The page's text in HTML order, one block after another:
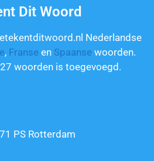
Dit Woord
Nederlandse
, Franse en Spaanse woorden.
woorden is toegevoegd.
PS Rotterdam